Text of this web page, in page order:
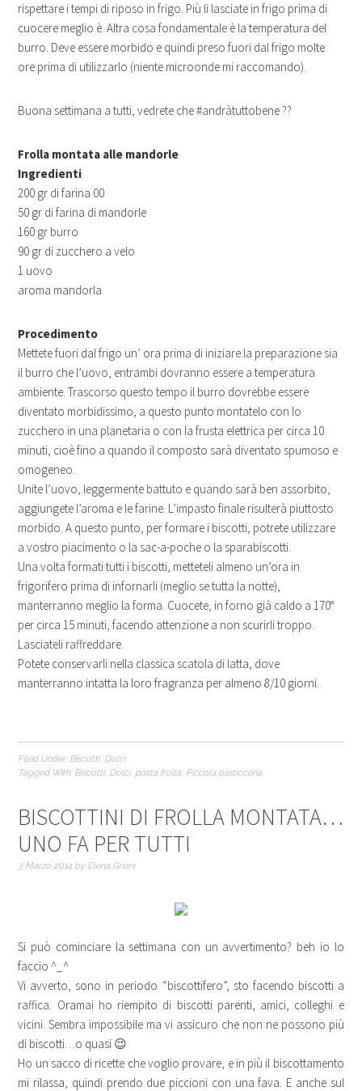
rispettare i tempi di riposo in frigo. Più li lasciate in frigo prima di
cuocere meglio è. Altra cosa fondamentale è la temperatura del
burro. Deve essere morbido e quindi preso fuori dal frigo molte
ore prima di utilizzarlo (niente microonde mi raccomando).
Buona settimana a tutti, vedrete che #andràtuttobene ??
Frolla montata alle mandorle
Ingredienti
200 gr di farina 00
50 gr di farina di mandorle
160 gr burro
90 gr di zucchero a velo
1 uovo
aroma mandorla
Procedimento
Mettete fuori dal frigo un’ ora prima di iniziare la preparazione sia
il burro che l’uovo, entrambi dovranno essere a temperatura
ambiente. Trascorso questo tempo il burro dovrebbe essere
diventato morbidissimo, a questo punto montatelo con lo
zucchero in una planetaria o con la frusta elettrica per circa 10
minuti, cioè fino a quando il composto sarà diventato spumoso e
omogeneo.
Unite l’uovo, leggermente battuto e quando sarà ben assorbito,
aggiungete l’aroma e le farine. L’impasto finale risulterà piuttosto
morbido. A questo punto, per formare i biscotti, potrete utilizzare
a vostro piacimento o la sac-a-poche o la sparabiscotti.
Una volta formati tutti i biscotti, metteteli almeno un’ora in
frigorifero prima di infornarli (meglio se tutta la notte),
manterranno meglio la forma. Cuocete, in forno già caldo a 170°
per circa 15 minuti, facendo attenzione a non scurirli troppo.
Lasciateli raffreddare.
Potete conservarli nella classica scatola di latta, dove
manterranno intatta la loro fragranza per almeno 8/10 giorni.
Filed Under: Biscotti, Dolci
Tagged With: Biscotti, Dolci, pasta frolla, Piccola pasticceria
BISCOTTINI DI FROLLA MONTATA…
UNO FA PER TUTTI
3 Marzo 2014 by Elena Gnani
Si può cominciare la settimana con un avvertimento? beh io lo
faccio ^_^
Vi avverto, sono in periodo “biscottifero”, sto facendo biscotti a
raffica. Oramai ho riempito di biscotti parenti, amici, colleghi e
vicini. Sembra impossibile ma vi assicuro che non ne possono più
di biscotti…o quasi 😉
Ho un sacco di ricette che voglio provare, e in più il biscottamento
mi rilassa, quindi prendo due piccioni con una fava. E anche sul